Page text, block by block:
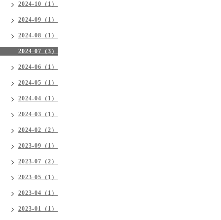
2024-10（1）
2024-09（1）
2024-08（1）
2024-07（3）
2024-06（1）
2024-05（1）
2024-04（1）
2024-03（1）
2024-02（2）
2023-09（1）
2023-07（2）
2023-05（1）
2023-04（1）
2023-01（1）